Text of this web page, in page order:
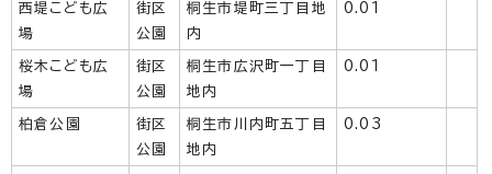
西堤こども広
場
街区
公園
桐生市堤町三丁目地
内
0.01
桜木こども広
場
街区
公園
桐生市広沢町一丁目
地内
0.01
柏倉公園
街区
公園
桐生市川内町五丁目
地内
0.03